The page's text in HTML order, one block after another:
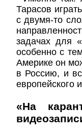
Тарасов
с двумя-то
задачах для
особенно с
Америке он
в Россию, и
европейского
«На